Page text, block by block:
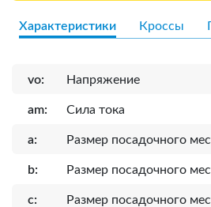
Характеристики Кроссы
vo: Напряжение
am: Сила тока
a: Размер посадочного
b: Размер посадочного
c: Размер посадочного